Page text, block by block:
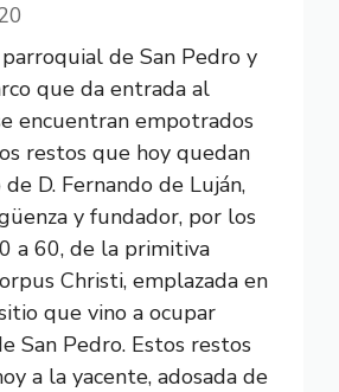
de San Pedro y
que da entrada al
encuentran empotrados
restos que hoy quedan
D. Fernando de Luján,
y fundador, por los
a 60, de la primitiva
Christi, emplazada en
que vino a ocupar
San Pedro. Estos restos
a la yacente, adosada de